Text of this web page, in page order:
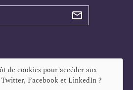
de cookies pour accéder aux
Twitter, Facebook et LinkedIn?